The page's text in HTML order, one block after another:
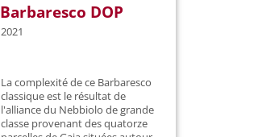
Barbaresco DOP
2021
La complexité de ce Barbaresco
classique est le résultat de
l'alliance du Nebbiolo de grande
classe provenant des quatorze